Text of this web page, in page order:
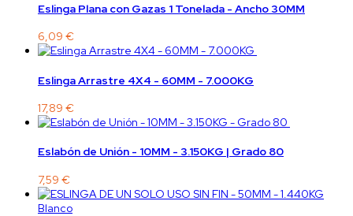
Eslinga Plana con Gazas 1 Tonelada - Ancho 30MM
6,09 €
Eslinga Arrastre 4X4 - 60MM - 7.000KG
17,89 €
Eslabón de Unión - 10MM - 3.150KG | Grado 80
7,59 €
Blanco